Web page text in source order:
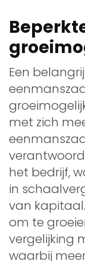
Een
met zich
het bedrijf,
in
van
om te
vergelijking
waarbij